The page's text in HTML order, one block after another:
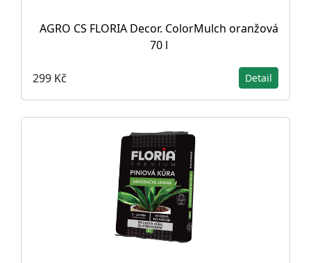
AGRO CS FLORIA Decor. ColorMulch oranžová
70 l
299 Kč Detail